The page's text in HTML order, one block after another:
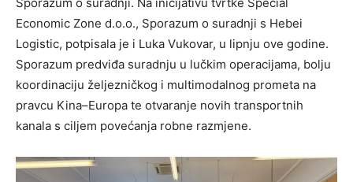
Sporazum o suradnji. Na inicijativu tvrtke Special
Economic Zone d.o.o., Sporazum o suradnji s Hebei
Logistic, potpisala je i Luka Vukovar, u lipnju ove godine.
Sporazum predviđa suradnju u lučkim operacijama, bolju
koordinaciju željezničkog i multimodalnog prometa na
pravcu Kina–Europa te otvaranje novih transportnih
kanala s ciljem povećanja robne razmjene.